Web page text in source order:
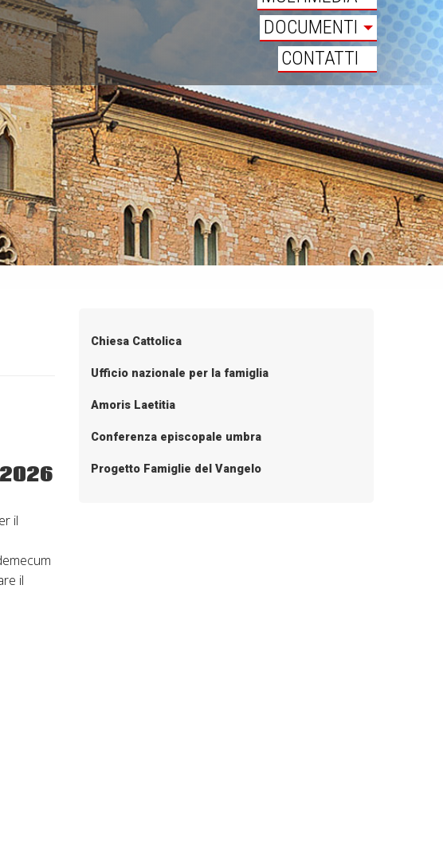
DOCUMENTI
CONTATTI
il
il
Chiesa Cattolica
Ufficio nazionale per la famiglia
Amoris Laetitia
Conferenza episcopale umbra
Progetto Famiglie del Vangelo